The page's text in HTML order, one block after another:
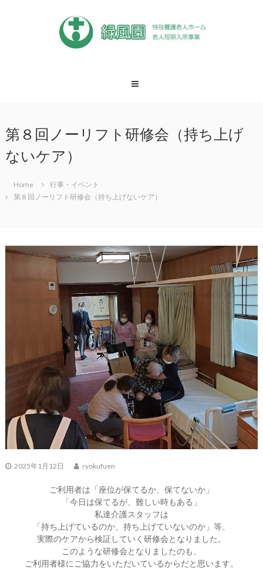
戸
市
特
養
風
第８回ノーリフト研修会（持ち上げ
ないケア）
Home
行事・イベント
第８回ノーリフト研修会（持ち上げないケア）
2025年1月12日 ryokufuen
ご利用者は「座位が保てるか、保てないか」
「今日は保てるが、難しい時もある」
私達介護スタッフは
「持ち上げているのか、持ち上げていないのか」等、
実際のケアから検証していく研修会となりました。
このような研修会となりましたのも、
ご利用者様にご協力をいただいているからだと思います。